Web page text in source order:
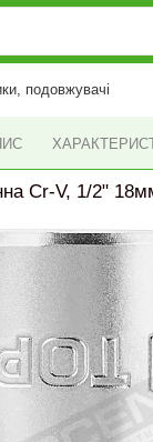
подовжувачі
Cr-V, 1/2"